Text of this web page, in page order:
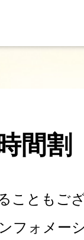
間割
こともご
フォメー